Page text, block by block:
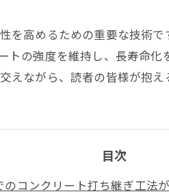
を高めるための重要な技術
トの強度を維持し、長寿命
ながら、読者の皆様が抱え
目次
のコンクリート打ち継ぎ工法